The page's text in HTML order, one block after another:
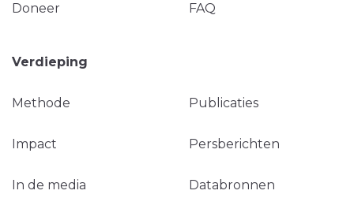
Doneer FAQ
Verdieping
Methode Publicaties
Impact Persberichten
In de media Databronnen